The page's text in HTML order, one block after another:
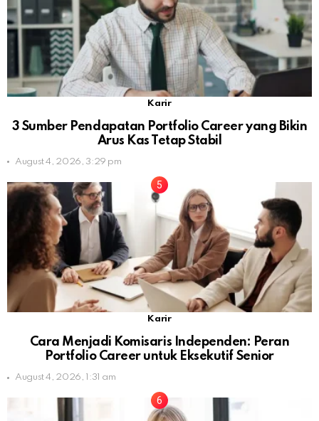
Karir
3 Sumber Pendapatan Portfolio Career yang Bikin
Arus Kas Tetap Stabil
August 4, 2026, 3:29 pm
Karir
Cara Menjadi Komisaris Independen: Peran
Portfolio Career untuk Eksekutif Senior
August 4, 2026, 1:31 am